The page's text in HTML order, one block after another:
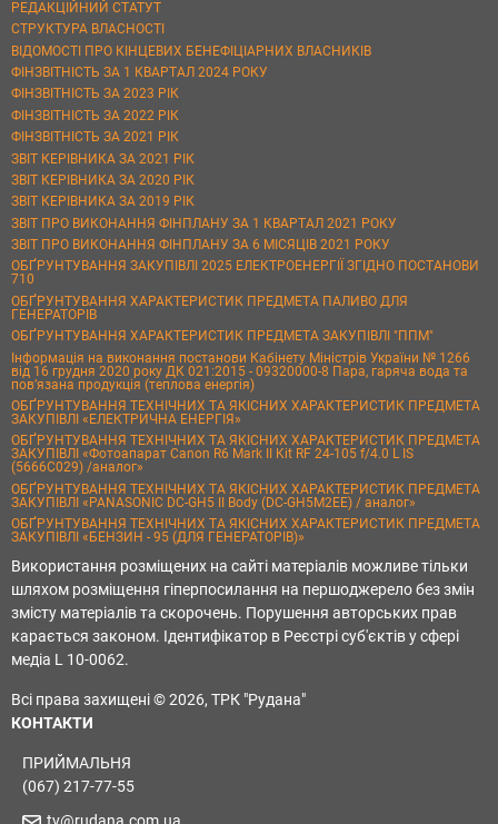
РЕДАКЦІЙНИЙ СТАТУТ
СТРУКТУРА ВЛАСНОСТІ
ВІДОМОСТІ ПРО КІНЦЕВИХ БЕНЕФІЦІАРНИХ ВЛАСНИКІВ
ФІНЗВІТНІСТЬ ЗА 1 КВАРТАЛ 2024 РОКУ
ФІНЗВІТНІСТЬ ЗА 2023 РІК
ФІНЗВІТНІСТЬ ЗА 2022 РІК
ФІНЗВІТНІСТЬ ЗА 2021 РІК
ЗВІТ КЕРІВНИКА ЗА 2021 РІК
ЗВІТ КЕРІВНИКА ЗА 2020 РІК
ЗВІТ КЕРІВНИКА ЗА 2019 РІК
ЗВІТ ПРО ВИКОНАННЯ ФІНПЛАНУ ЗА 1 КВАРТАЛ 2021 РОКУ
ЗВІТ ПРО ВИКОНАННЯ ФІНПЛАНУ ЗА 6 МІСЯЦІВ 2021 РОКУ
ОБҐРУНТУВАННЯ ЗАКУПІВЛІ 2025 ЕЛЕКТРОЕНЕРГІЇ ЗГІДНО ПОСТАНОВИ
710
ОБҐРУНТУВАННЯ ХАРАКТЕРИСТИК ПРЕДМЕТА ПАЛИВО ДЛЯ
ГЕНЕРАТОРІВ
ОБҐРУНТУВАННЯ ХАРАКТЕРИСТИК ПРЕДМЕТА ЗАКУПІВЛІ "ППМ"
Інформація на виконання постанови Кабінету Міністрів України № 1266
від 16 грудня 2020 року ДК 021:2015 - 09320000-8 Пара, гаряча вода та
пов’язана продукція (теплова енергія)
ОБҐРУНТУВАННЯ ТЕХНІЧНИХ ТА ЯКІСНИХ ХАРАКТЕРИСТИК ПРЕДМЕТА
ЗАКУПІВЛІ «ЕЛЕКТРИЧНА ЕНЕРГІЯ»
ОБҐРУНТУВАННЯ ТЕХНІЧНИХ ТА ЯКІСНИХ ХАРАКТЕРИСТИК ПРЕДМЕТА
ЗАКУПІВЛІ «Фотоапарат Canon R6 Mark II Kit RF 24-105 f/4.0 L IS
(5666C029) /аналог»
ОБҐРУНТУВАННЯ ТЕХНІЧНИХ ТА ЯКІСНИХ ХАРАКТЕРИСТИК ПРЕДМЕТА
ЗАКУПІВЛІ «PANASONIC DC-GH5 II Body (DC-GH5M2EE) / аналог»
ОБҐРУНТУВАННЯ ТЕХНІЧНИХ ТА ЯКІСНИХ ХАРАКТЕРИСТИК ПРЕДМЕТА
ЗАКУПІВЛІ «БЕНЗИН - 95 (ДЛЯ ГЕНЕРАТОРІВ)»
Використання розміщених на сайті матеріалів можливе тільки
шляхом розміщення гіперпосилання на першоджерело без змін
змісту матеріалів та скорочень. Порушення авторських прав
карається законом. Ідентифікатор в Реєстрі суб'єктів у сфері
медіа L 10-0062.
Всі права захищені © 2026, ТРК "Рудана"
КОНТАКТИ
ПРИЙМАЛЬНЯ
(067) 217-77-55